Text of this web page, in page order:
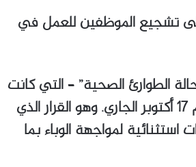
تشجيع الموظفين للعمل في
الطوارئ الصحية” – التي كانت
قد إنتهت يوم 10 يوليو الماضي – إبتداء من منتصف ليل يوم 17 أكتوبر الجاري. وهو القرار الذي
لمواجهة الوباء بما